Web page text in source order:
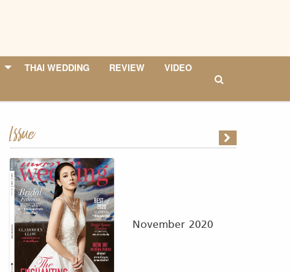
THAI WEDDING REVIEW
VIDEO
Issue
November 2020